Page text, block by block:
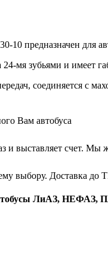
10 предназначен для
24-мя зубьями и имеет
соединяется с
Вам автобуса
и выставляет счет. Мы
выбору. Доставка до
ЛиАЗ, НЕФАЗ,